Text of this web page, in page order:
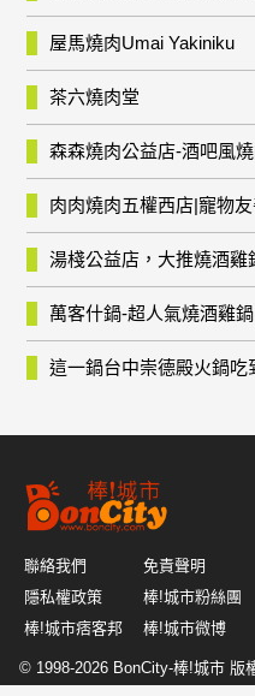
屋馬燒肉Umai Yakiniku
茶六燒肉堂
森森燒肉公益店-酒吧風
肉肉燒肉五權西店|寵物
湯棧公益店，大推燒酒
萬客什鍋-超人氣燒酒雞
這一鍋台中崇德殿火鍋吃
聯絡我們
免責聲明
隱私權政策
棒!城市粉絲團
棒!城市痞客邦
棒!城市微博
© 1998-2026 BonCity-棒!城市 版